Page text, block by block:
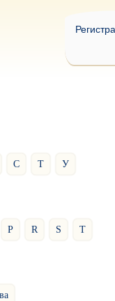
С Т У
P R S T